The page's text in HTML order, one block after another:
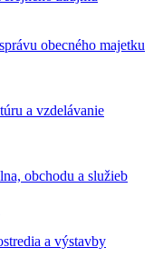
obecného majetku
a vzdelávanie
obchodu a služieb
a výstavby